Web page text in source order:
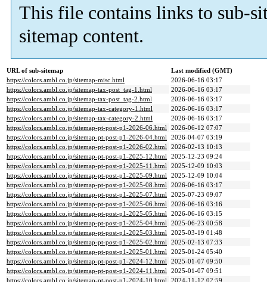
This file contains links to sub-
sitemap content.
URL of sub-sitemap
Last modified (GMT)
https://colors.ambl.co.jp/sitemap-misc.html
2026-06-16 03:17
https://colors.ambl.co.jp/sitemap-tax-post_tag-1.html
2026-06-16 03:17
https://colors.ambl.co.jp/sitemap-tax-post_tag-2.html
2026-06-16 03:17
https://colors.ambl.co.jp/sitemap-tax-category-1.html
2026-06-16 03:17
https://colors.ambl.co.jp/sitemap-tax-category-2.html
2026-06-16 03:17
https://colors.ambl.co.jp/sitemap-pt-post-p1-2026-06.html 2026-06-12 07:07
https://colors.ambl.co.jp/sitemap-pt-post-p1-2026-04.html 2026-04-07 03:19
https://colors.ambl.co.jp/sitemap-pt-post-p1-2026-02.html 2026-02-13 10:13
https://colors.ambl.co.jp/sitemap-pt-post-p1-2025-12.html 2025-12-23 09:24
https://colors.ambl.co.jp/sitemap-pt-post-p1-2025-11.html 2025-12-09 10:03
https://colors.ambl.co.jp/sitemap-pt-post-p1-2025-09.html 2025-12-09 10:04
https://colors.ambl.co.jp/sitemap-pt-post-p1-2025-08.html 2026-06-16 03:17
https://colors.ambl.co.jp/sitemap-pt-post-p1-2025-07.html 2025-07-23 09:07
https://colors.ambl.co.jp/sitemap-pt-post-p1-2025-06.html 2026-06-16 03:16
https://colors.ambl.co.jp/sitemap-pt-post-p1-2025-05.html 2026-06-16 03:15
https://colors.ambl.co.jp/sitemap-pt-post-p1-2025-04.html 2025-06-23 00:58
https://colors.ambl.co.jp/sitemap-pt-post-p1-2025-03.html 2025-03-19 01:48
https://colors.ambl.co.jp/sitemap-pt-post-p1-2025-02.html 2025-02-13 07:33
https://colors.ambl.co.jp/sitemap-pt-post-p1-2025-01.html 2025-01-24 05:40
https://colors.ambl.co.jp/sitemap-pt-post-p1-2024-12.html 2025-01-07 09:50
https://colors.ambl.co.jp/sitemap-pt-post-p1-2024-11.html 2025-01-07 09:51
https://colors.ambl.co.jp/sitemap-pt-post-p1-2024-10.html 2024-11-12 02:59